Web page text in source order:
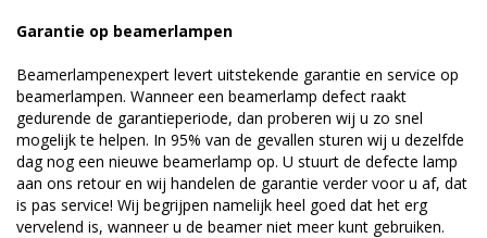
Garantie op beamerlampen
Beamerlampenexpert levert uitstekende garantie en service op
beamerlampen. Wanneer een beamerlamp defect raakt
gedurende de garantieperiode, dan proberen wij u zo snel
mogelijk te helpen. In 95% van de gevallen sturen wij u dezelfde
dag nog een nieuwe beamerlamp op. U stuurt de defecte lamp
aan ons retour en wij handelen de garantie verder voor u af, dat
is pas service! Wij begrijpen namelijk heel goed dat het erg
vervelend is, wanneer u de beamer niet meer kunt gebruiken.